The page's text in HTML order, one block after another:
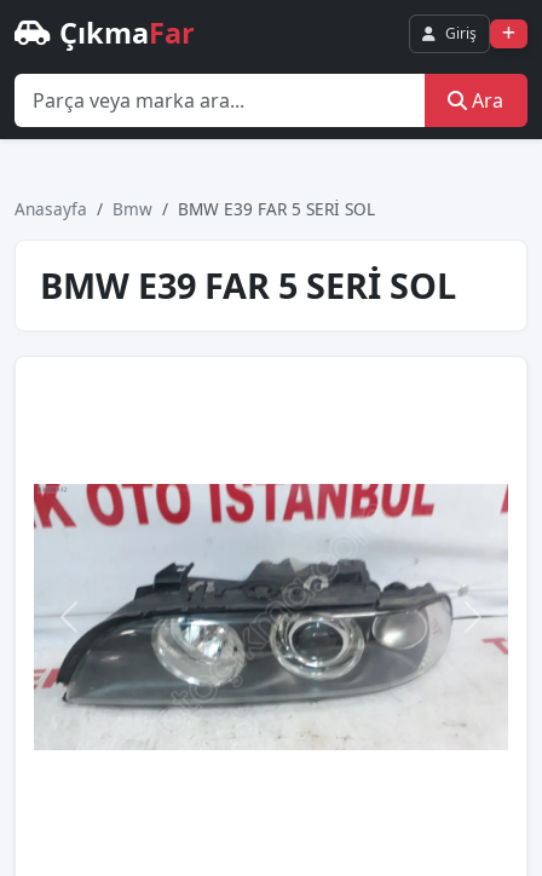
ÇıkmaFar Giriş
Ara
Anasayfa Bmw BMW E39 FAR 5 SERİ SOL
BMW E39 FAR 5 SERİ SOL